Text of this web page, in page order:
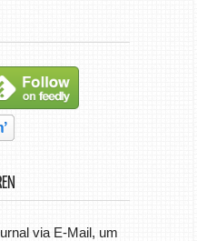
via E-Mail, um